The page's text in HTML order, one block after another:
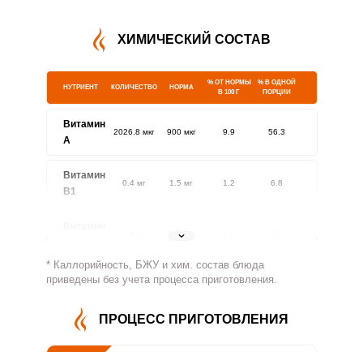
ХИМИЧЕСКИЙ СОСТАВ
НУТРИЕНТ КОЛИЧЕСТВО НОРМА
% ОТ НОРМЫ
В 100 Г
% В ОДНОЙ
ПОРЦИИ
Витамин
A
2026.8 мкг 900 мкг 9.9 56.3
Витамин
В1
0.4 мг 1.5 мг 1.2 6.8
1.8 мг
Витамин
167.1 мг 500 мг 1.5 8.4
Витамин
В5
* Каллорийность, БЖУ и хим. состав блюда
приведены без учета процесса приготовления.
ПРОЦЕСС ПРИГОТОВЛЕНИЯ